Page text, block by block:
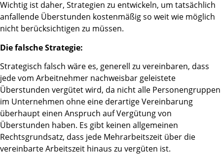
Wichtig ist daher, Strategien zu entwickeln, um tatsächlich
anfallende Überstunden kostenmäßig so weit wie möglich
nicht berücksichtigen zu müssen.
Die falsche Strategie:
Strategisch falsch wäre es, generell zu vereinbaren, dass
jede vom Arbeitnehmer nachweisbar geleistete
Überstunden vergütet wird, da nicht alle Personengruppen
im Unternehmen ohne eine derartige Vereinbarung
überhaupt einen Anspruch auf Vergütung von
Überstunden haben. Es gibt keinen allgemeinen
Rechtsgrundsatz, dass jede Mehrarbeitszeit über die
vereinbarte Arbeitszeit hinaus zu vergüten ist.